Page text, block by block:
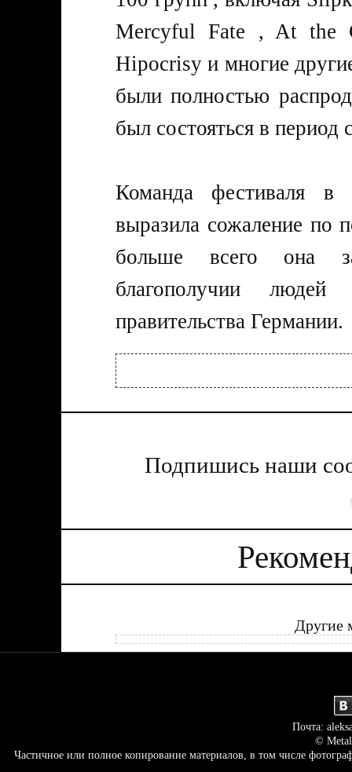
Mercyful Fate , At the
Hipocrisy и многие
были полностью
был состояться в период
Команда фестиваля в
выразила сожаление по
больше всего она
благополучии
правительства Германии.
Подпишись наши
Другие
Почта:
©
Частичное или полное копирование материалов, в том числе